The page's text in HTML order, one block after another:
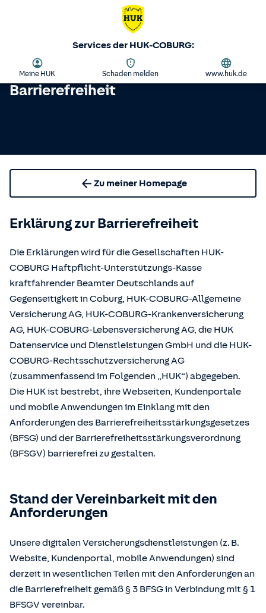
Services der HUK-COBURG:
Meine HUK Schaden melden www.huk.de
Barrierefreiheit
Zu meiner Homepage
Erklärung zur Barrierefreiheit
Die Erklärungen wird für die Gesellschaften HUK-
COBURG Haftpflicht-Unterstützungs-Kasse
kraftfahrender Beamter Deutschlands auf
Gegenseitigkeit in Coburg, HUK-COBURG-Allgemeine
Versicherung AG, HUK-COBURG-Krankenversicherung
AG, HUK-COBURG-Lebensversicherung AG, die HUK
Datenservice und Dienstleistungen GmbH und die HUK-
COBURG-Rechtsschutzversicherung AG
(zusammenfassend im Folgenden „HUK“) abgegeben.
Die HUK ist bestrebt, ihre Webseiten, Kundenportale
und mobile Anwendungen im Einklang mit den
Anforderungen des Barrierefreiheitsstärkungsgesetzes
(BFSG) und der Barrierefreiheitsstärkungsverordnung
(BFSGV) barrierefrei zu gestalten.
Stand der Vereinbarkeit mit den
Anforderungen
Unsere digitalen Versicherungsdienstleistungen (z. B.
Website, Kundenportal, mobile Anwendungen) sind
derzeit in wesentlichen Teilen mit den Anforderungen an
die Barrierefreiheit gemäß § 3 BFSG in Verbindung mit § 1
BFSGV vereinbar.